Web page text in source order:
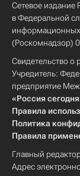
Сетевое издание
в Федеральной
информационных
(Роскомнадзор)
Свидетельство
Учредитель:
предприятие
«Россия
Правила
Политика
Правила
Главный
Адрес